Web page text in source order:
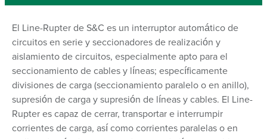
El Line-Rupter de S&C es un interruptor automático de
circuitos en serie y seccionadores de realización y
aislamiento de circuitos, especialmente apto para el
seccionamiento de cables y líneas; específicamente
divisiones de carga (seccionamiento paralelo o en anillo),
supresión de carga y supresión de líneas y cables. El Line-
Rupter es capaz de cerrar, transportar e interrumpir
corrientes de carga, así como corrientes paralelas o en